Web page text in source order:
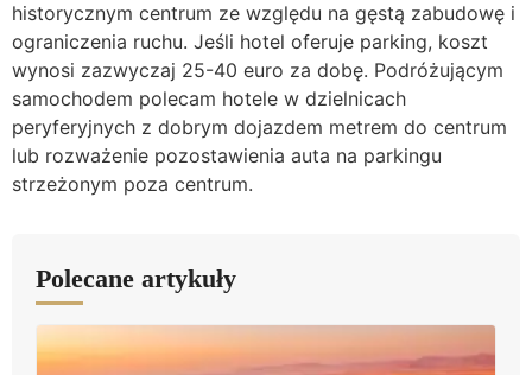
historycznym centrum ze względu na gęstą zabudowę i
ograniczenia ruchu. Jeśli hotel oferuje parking, koszt
wynosi zazwyczaj 25-40 euro za dobę. Podróżującym
samochodem polecam hotele w dzielnicach
peryferyjnych z dobrym dojazdem metrem do centrum
lub rozważenie pozostawienia auta na parkingu
strzeżonym poza centrum.
Polecane artykuły